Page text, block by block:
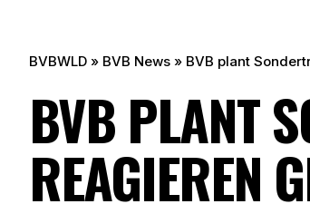
BVBWLD » BVB News » BVB plant
BVB PLANT
REAGIEREN